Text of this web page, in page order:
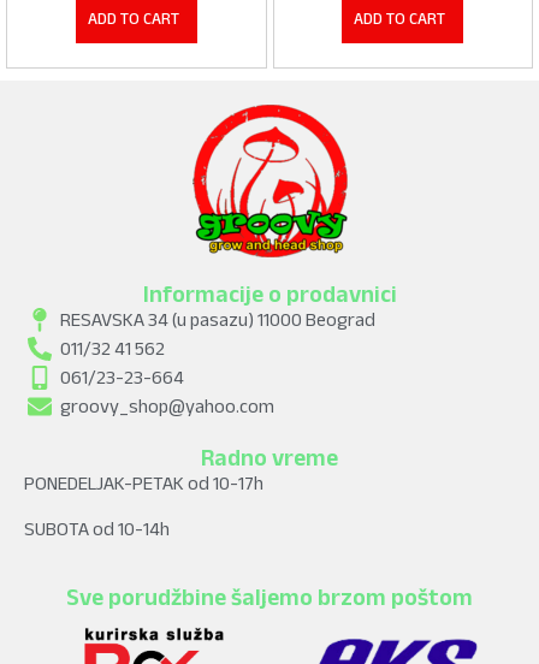
ADD TO CART ADD TO CART
Informacije o prodavnici
RESAVSKA 34 (u pasazu) 11000 Beograd
011/32 41 562
061/23-23-664
groovy_shop@yahoo.com
Radno vreme
PONEDELJAK-PETAK od 10-17h
SUBOTA od 10-14h
Sve porudžbine šaljemo brzom poštom